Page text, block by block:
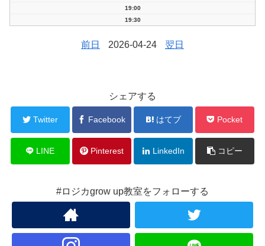
19:00
19:30
前日 2026-04-24 翌日
シェアする
Twitter Facebook はてブ Pocket
LINE Pinterest LinkedIn コピー
#ロジカgrow up教室をフォローする